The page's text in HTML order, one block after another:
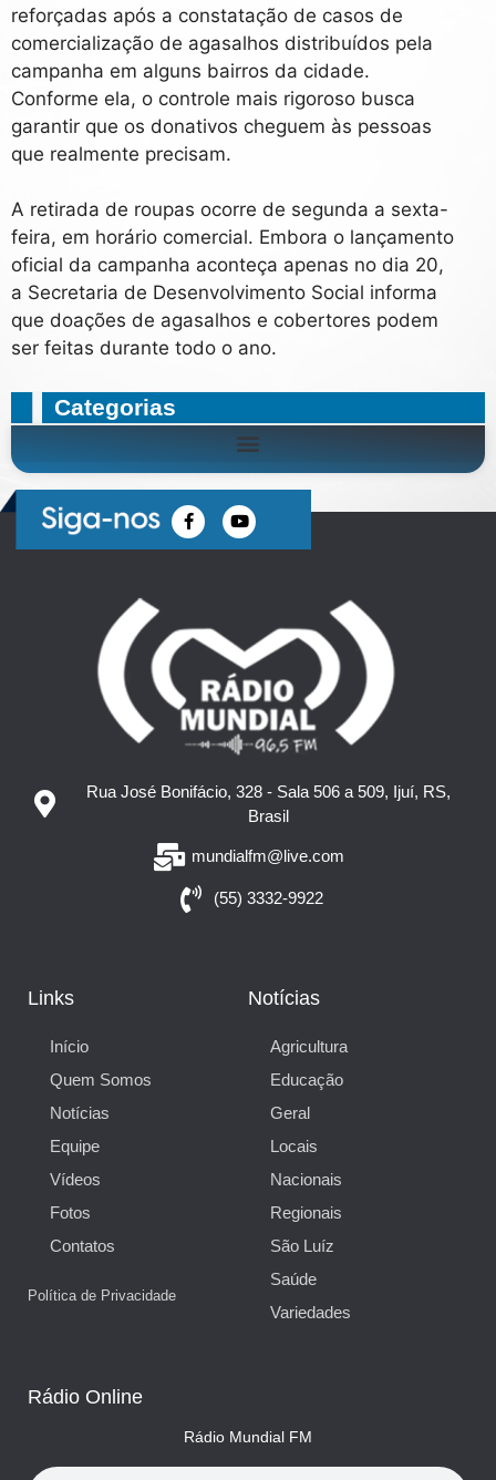
reforçadas após a constatação de casos de
comercialização de agasalhos distribuídos pela
campanha em alguns bairros da cidade.
Conforme ela, o controle mais rigoroso busca
garantir que os donativos cheguem às pessoas
que realmente precisam.
A retirada de roupas ocorre de segunda a sexta-
feira, em horário comercial. Embora o lançamento
oficial da campanha aconteça apenas no dia 20,
a Secretaria de Desenvolvimento Social informa
que doações de agasalhos e cobertores podem
ser feitas durante todo o ano.
Categorias
Rua José Bonifácio, 328 - Sala 506 a 509, Ijuí, RS,
Brasil
mundialfm@live.com
(55) 3332-9922
Links
Início
Quem Somos
Notícias
Equipe
Vídeos
Fotos
Contatos
Política de Privacidade
Notícias
Agricultura
Educação
Geral
Locais
Nacionais
Regionais
São Luíz
Saúde
Variedades
Rádio Online
Rádio Mundial FM